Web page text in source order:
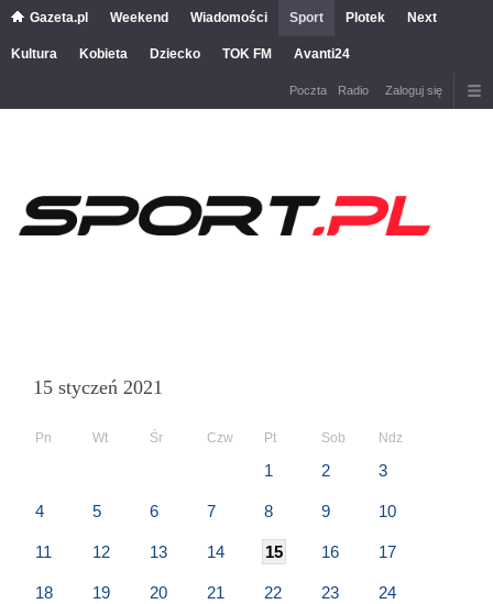
Gazeta.pl Weekend Wiadomości Sport Plotek Next
Kultura Kobieta Dziecko TOK FM Avanti24
Poczta Radio Zaloguj się
15 styczeń 2021
Pn Wt Śr Czw Pt Sob Ndz
1 2 3
4 5 6 7 8 9 10
11 12 13 14 15 16 17
18 19 20 21 22 23 24